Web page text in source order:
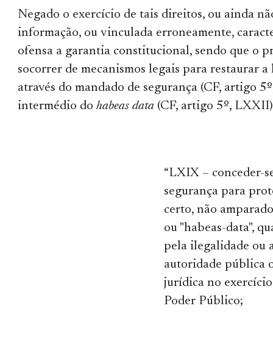
Negado o exercício de tais direitos, ou ainda
informação, ou vinculada erroneamente,
ofensa a garantia constitucional, sendo que o
socorrer de mecanismos legais para restaurar a
através do mandado de segurança (CF, artigo
intermédio dohabeas data (CF, artigo 5º,
“LXIX – conceder-
segurança para
certo, não
ou "habeas-data",
pela ilegalidade ou
autoridade pública
jurídica no
Poder Público;